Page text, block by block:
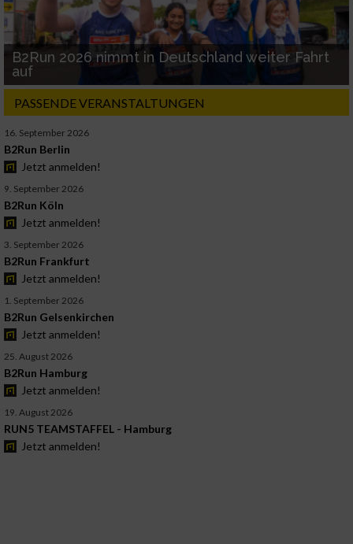
B2Run 2026 nimmt in Deutschland weiter Fahrt
auf
PASSENDE VERANSTALTUNGEN
16. September 2026
B2Run Berlin
Jetzt anmelden!
9. September 2026
B2Run Köln
Jetzt anmelden!
3. September 2026
B2Run Frankfurt
Jetzt anmelden!
1. September 2026
B2Run Gelsenkirchen
Jetzt anmelden!
25. August 2026
B2Run Hamburg
Jetzt anmelden!
19. August 2026
RUN5 TEAMSTAFFEL - Hamburg
Jetzt anmelden!